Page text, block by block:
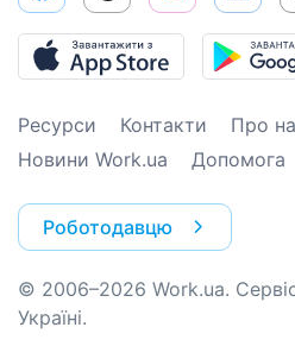
Ресурси Контакти Про
Новини Work.ua
Допомога
Роботодавцю
© 2006–2026 Work.ua.
Україні.